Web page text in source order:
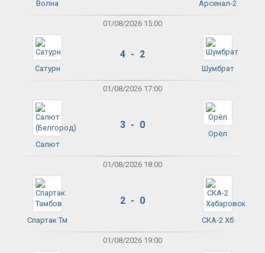
Волна Арсенал-2
01/08/2026 15:00
Сатурн
4 - 2
Шумбрат
01/08/2026 17:00
Салют
3 - 0
Орёл
01/08/2026 18:00
Спартак Тм
2 - 0
СКА-2 Хб
01/08/2026 19:00